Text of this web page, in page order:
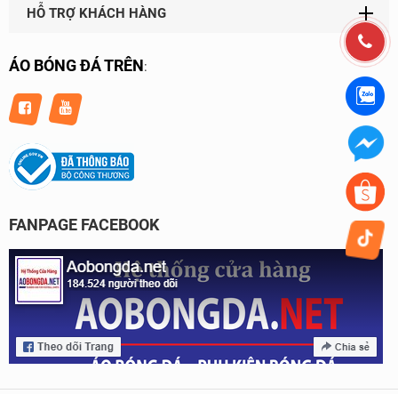
HỖ TRỢ KHÁCH HÀNG
ÁO BÓNG ĐÁ TRÊN:
FANPAGE FACEBOOK